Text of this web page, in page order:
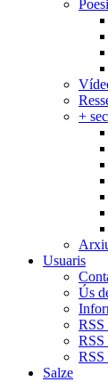
+
Usuaris
Ús
RSS
RSS
RSS
Salze